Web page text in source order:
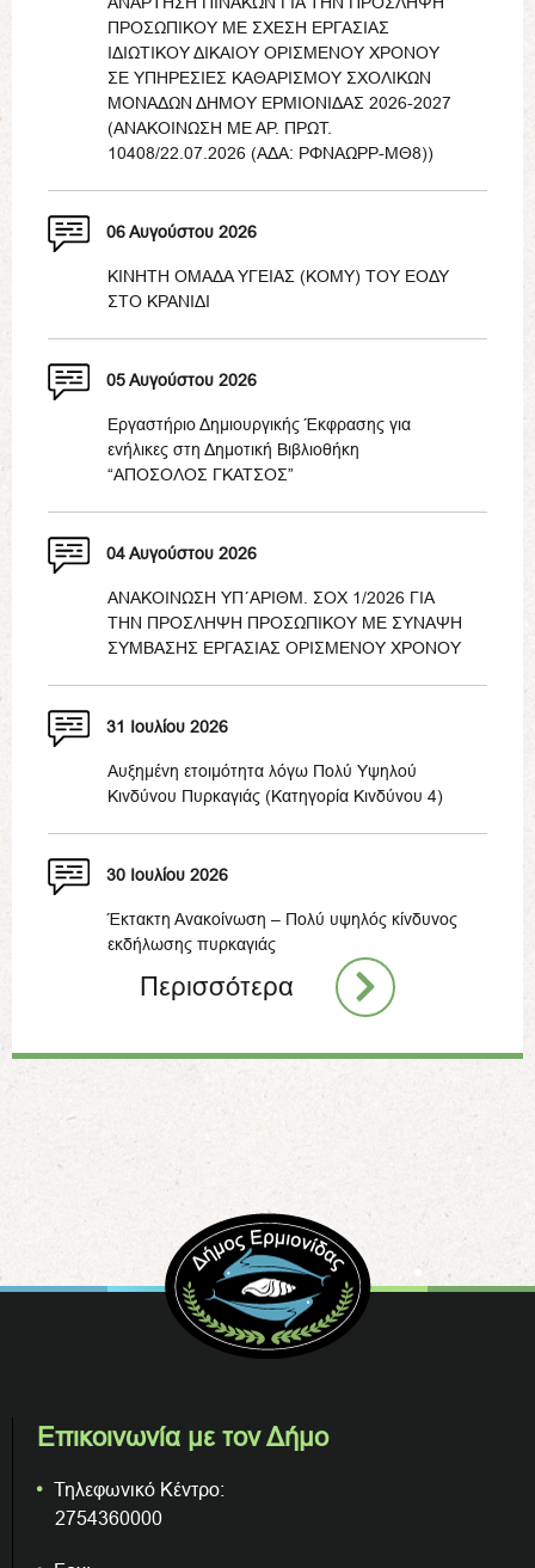
ΠΡΟΣΩΠΙΚΟΥ ΜΕ ΣΧΕΣΗ ΕΡΓΑΣΙΑΣ
ΙΔΙΩΤΙΚΟΥ ΔΙΚΑΙΟΥ ΟΡΙΣΜΕΝΟΥ ΧΡΟΝΟΥ
ΣΕ ΥΠΗΡΕΣΙΕΣ ΚΑΘΑΡΙΣΜΟΥ ΣΧΟΛΙΚΩΝ
ΜΟΝΑΔΩΝ ΔΗΜΟΥ ΕΡΜΙΟΝΙΔΑΣ 2026-2027
(ΑΝΑΚΟΙΝΩΣΗ ΜΕ ΑΡ. ΠΡΩΤ.
10408/22.07.2026 (ΑΔΑ: ΡΦΝΑΩΡΡ-ΜΘ8))
06 Αυγούστου 2026
ΚΙΝΗΤΗ ΟΜΑΔΑ ΥΓΕΙΑΣ (ΚΟΜΥ) ΤΟΥ ΕΟΔΥ
ΣΤΟ ΚΡΑΝΙΔΙ
05 Αυγούστου 2026
Εργαστήριο Δημιουργικής Έκφρασης για
ενήλικες στη Δημοτική Βιβλιοθήκη
“ΑΠΟΣΟΛΟΣ ΓΚΑΤΣΟΣ”
04 Αυγούστου 2026
ΑΝΑΚΟΙΝΩΣΗ ΥΠ΄ΑΡΙΘΜ. ΣΟΧ 1/2026 ΓΙΑ
ΤΗΝ ΠΡΟΣΛΗΨΗ ΠΡΟΣΩΠΙΚΟΥ ΜΕ ΣΥΝΑΨΗ
ΣΥΜΒΑΣΗΣ ΕΡΓΑΣΙΑΣ ΟΡΙΣΜΕΝΟΥ ΧΡΟΝΟΥ
31 Ιουλίου 2026
Αυξημένη ετοιμότητα λόγω Πολύ Υψηλού
Κινδύνου Πυρκαγιάς (Κατηγορία Κινδύνου 4)
30 Ιουλίου 2026
Έκτακτη Ανακοίνωση – Πολύ υψηλός κίνδυνος
εκδήλωσης πυρκαγιάς
Περισσότερα
Επικοινωνία με τον Δήμο
Τηλεφωνικό Κέντρο:
2754360000